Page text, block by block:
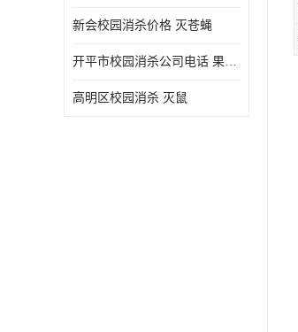
新会校园消杀价格 灭苍蝇
开平市校园消杀公司电话 果蝇防治
高明区校园消杀 灭鼠